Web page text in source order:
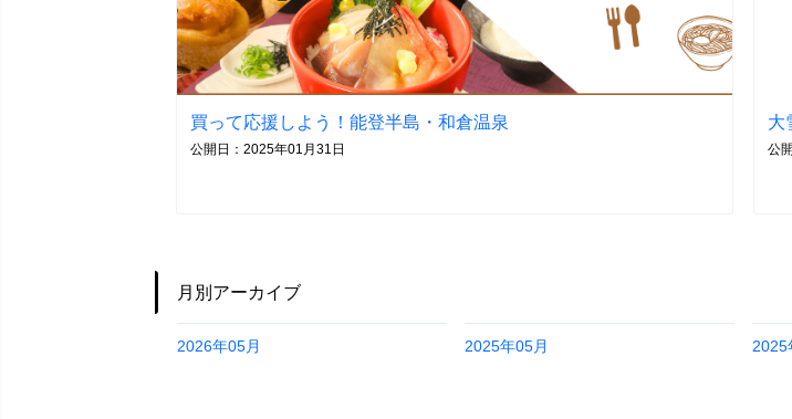
買って応援しよう！能登半島・和倉温泉
公開日：2025年01月31日
大
公
月別アーカイブ
2026年05月 2025年05月 2025